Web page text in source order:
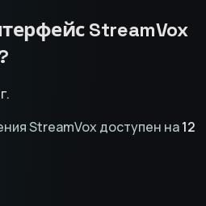
StreamVox
StreamVox доступен на12